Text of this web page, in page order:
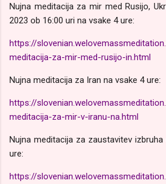
Nujna meditacija za mir med Rusijo,
2023 ob 16:00 uri na vsake 4 ure:
https://
meditacija-za-mir-med-rusijo-in.html
Nujna meditacija za Iran na vsake 4 ure:
https://
meditacija-za-mir-v-iranu-na.html
Nujna meditacija za zaustavitev
ure:
https://